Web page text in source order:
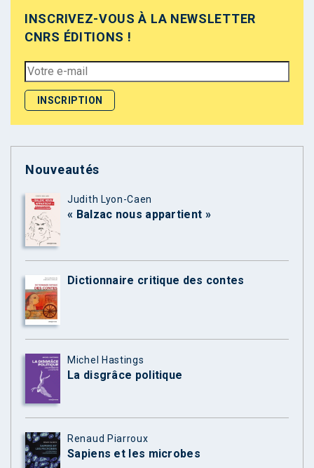
INSCRIVEZ-VOUS À LA NEWSLETTER
CNRS ÉDITIONS !
Nouveautés
Judith Lyon-Caen
« Balzac nous appartient »
Dictionnaire critique des contes
Michel Hastings
La disgrâce politique
Renaud Piarroux
Sapiens et les microbes